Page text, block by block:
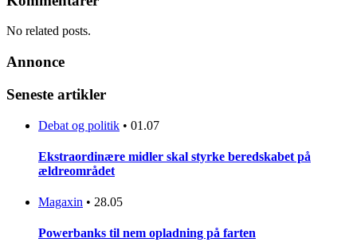
No related posts.
Annonce
Seneste artikler
Debat og politik • 01.07
Ekstraordinære midler skal styrke beredskabet på
ældreområdet
Magaxin • 28.05
Powerbanks til nem opladning på farten